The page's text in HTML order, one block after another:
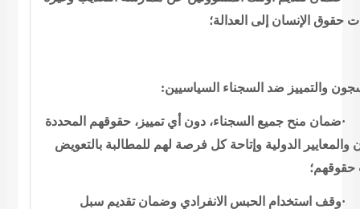
حقوق الإنسان إلى العدالة؛
والتمييز ضد السجناء السياسيين:
ضمان منح جميع السجناء، دون أي تمييز، حقوقهم المحددة
والمعايير الدولية وإتاحة كل فرصة لهم للمطالبة بالتعويض
حقوقهم؛
وقف استخدام الحبس الانفرادي وضمان تقديم سبل